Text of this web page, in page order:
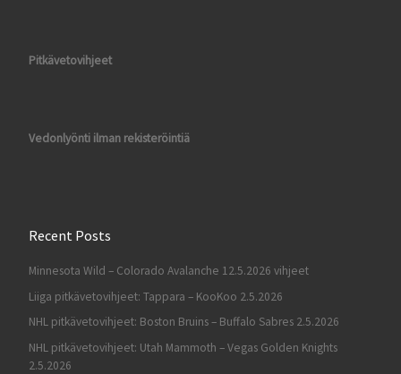
Pitkävetovihjeet
Vedonlyönti ilman rekisteröintiä
Recent Posts
Minnesota Wild – Colorado Avalanche 12.5.2026 vihjeet
Liiga pitkävetovihjeet: Tappara – KooKoo 2.5.2026
NHL pitkävetovihjeet: Boston Bruins – Buffalo Sabres 2.5.2026
NHL pitkävetovihjeet: Utah Mammoth – Vegas Golden Knights
2.5.2026